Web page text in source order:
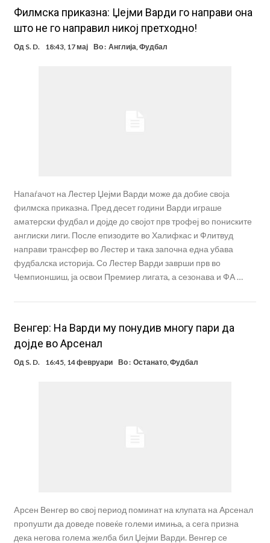
Филмска приказна: Џејми Варди го направи она
што не го направил никој претходно!
Од S. D. 18:43, 17 мај Во : Англија,Фудбал
Напаѓачот на Лестер Џејми Варди може да добие своја
филмска приказна. Пред десет години Варди играше
аматерски фудбал и дојде до својот прв трофеј во пониските
англиски лиги. После епизодите во Халифкас и Флитвуд
направи трансфер во Лестер и така започна една убава
фудбалска историја. Со Лестер Варди заврши прв во
Чемпионшиш, ја освои Премиер лигата, а сезонава и ФА …
Венгер: На Варди му понудив многу пари да
дојде во Арсенал
Од S. D. 16:45, 14 февруари Во : Останато,Фудбал
Aрсен Венгер во свој период поминат на клупата на Арсенал
пропушти да доведе повеќе големи имиња, а сега призна
дека негова голема желба бил Џејми Варди. Венгер се